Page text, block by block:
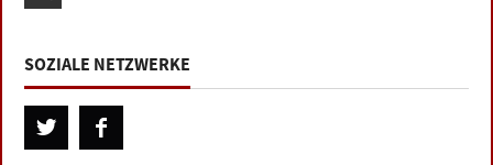
SOZIALE NETZWERKE